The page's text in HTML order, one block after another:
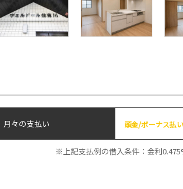
月々の支払い 頭金/ボーナス払
※上記支払例の借入条件：金利